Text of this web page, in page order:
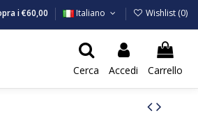
i €60,00 Italiano Wishlist (0)
Cerca Accedi Carrello